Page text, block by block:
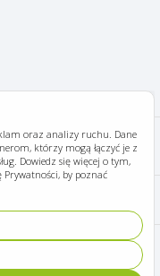
oraz analizy ruchu. Dane
którzy mogą łączyć je z
Dowiedz się więcej o tym,
Prywatności, by poznać